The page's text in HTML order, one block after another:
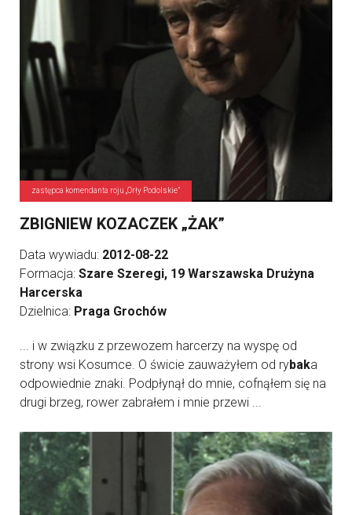
zastępca komendanta roju „Orły Podolskie”
ZBIGNIEW KOZACZEK „ŻAK”
Data wywiadu: 2012-08-22
Formacja: Szare Szeregi, 19 Warszawska Drużyna
Harcerska
Dzielnica: Praga Grochów
... i w związku z przewozem harcerzy na wyspę od
strony wsi Kosumce. O świcie zauważyłem od rybaka
odpowiednie znaki. Podpłynął do mnie, cofnąłem się na
drugi brzeg, rower zabrałem i mnie przewi ...